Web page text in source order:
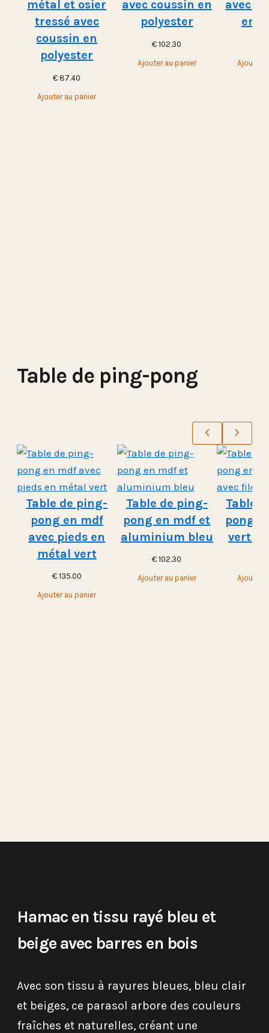
métal et osier
tressé avec
coussin en
polyester
€ 87.40
Ajouter au panier
avec coussin en
polyester
€ 102.30
Ajouter au panier
avec
en
Ajouter
Table de ping-pong
Table de ping-
pong en mdf
avec pieds en
métal vert
€135.00
Ajouter au panier
Table de ping-
pong en mdf et
aluminium bleu
€ 102.30
Ajouter au panier
Table
pong
vert
Ajouter
Hamac en tissu rayé bleu et
beige avec barres en bois
Avec son tissu à rayures bleues, bleu clair
et beiges, ce parasol arbore des couleurs
fraîches et naturelles, créant une